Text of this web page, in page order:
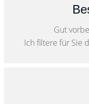
Gut
Ich filtere für Sie